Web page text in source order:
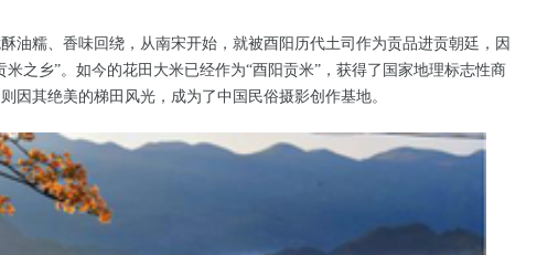
油糯、香味回绕，从南宋开始，就被酉阳历代土司作为贡品进贡朝廷，因
米之乡”。如今的花田大米已经作为“酉阳贡米”，获得了国家地理标志性商
因其绝美的梯田风光，成为了中国民俗摄影创作基地。